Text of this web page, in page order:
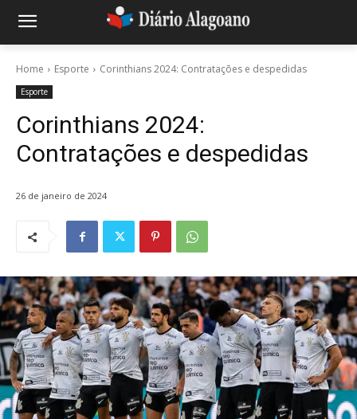
Home Esporte Corinthians 2024: Contratações e despedidas
Esporte
Corinthians 2024:
Contratações e despedidas
26 de janeiro de 2024